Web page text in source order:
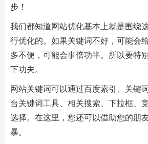
步！
我们都知道网站优化基本上就是围绕
行优化的。如果关键词不好，可能会
多不便，可能会事倍功半。所以要特
下功夫。
网站关键词可以通过百度索引、关键
台关键词工具、相关搜索、下拉框、
选择。在这里，您还可以借助您的朋
暴。